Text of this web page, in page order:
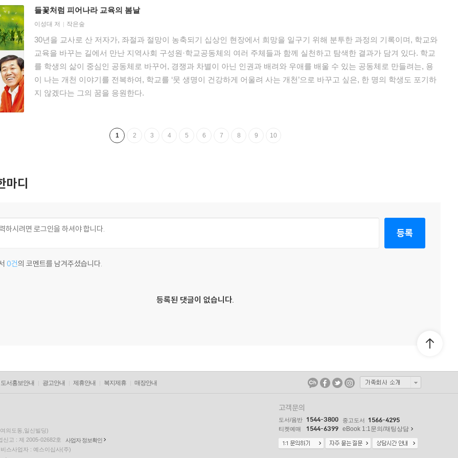
들꽃처럼 피어나라 교육의 봄날
이성대 저 작은숲
30년을 교사로 산 저자가, 좌절과 절망이 농축되기 십상인 현장에서 희망을 일구기 위해 분투한 과정의 기록이며, 학교와
교육을 바꾸는 길에서 만난 지역사회 구성원·학교공동체의 여러 주체들과 함께 실천하고 탐색한 결과가 담겨 있다. 학교
를 학생의 삶이 중심인 공동체로 바꾸어, 경쟁과 차별이 아닌 인권과 배려와 우애를 배울 수 있는 공동체로 만들려는, 용
이 나는 개천 이야기를 전복하여, 학교를 ‘뭇 생명이 건강하게 어울려 사는 개천’으로 바꾸고 싶은, 한 명의 학생도 포기하
지 않겠다는 그의 꿈을 응원한다.
1 2 3 4 5 6 7 8 9 10
마디
등록
0건의 코멘트를 남겨주셨습니다.
등록된 댓글이 없습니다.
도서홍보안내 광고안내 제휴안내 복지제휴 매장안내
의도동,일신빌딩)
고 : 제 2005-02682호
사업자 정보확인
스사업자 : 예스이십사(주)
고객문의
도서/음반 1544-3800 중고도서 1566-4295
티켓예매 1544-6399 eBook 1:1문의/채팅상담